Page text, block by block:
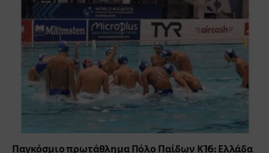
Παγκόσμιο πρωτάθλημα Πόλο Παίδων Κ16: Ελλάδα